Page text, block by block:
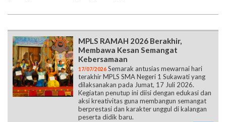
MPLS RAMAH 2026 Berakhir,
Membawa Kesan Semangat
Kebersamaan
17/07/2026 Semarak antusias mewarnai hari
terakhir MPLS SMA Negeri 1 Sukawati yang
dilaksanakan pada Jumat, 17 Juli 2026.
Kegiatan penutup ini diisi dengan edukasi dan
aksi kreativitas guna membangun semangat
berprestasi dan karakter unggul di kalangan
peserta didik baru.